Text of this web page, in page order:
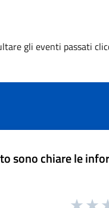
gli eventi passati
sono chiare le